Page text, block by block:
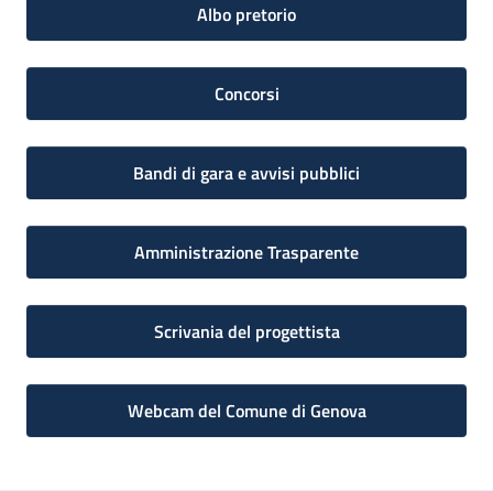
Albo pretorio
Concorsi
Bandi di gara e avvisi pubblici
Amministrazione Trasparente
Scrivania del progettista
Webcam del Comune di Genova